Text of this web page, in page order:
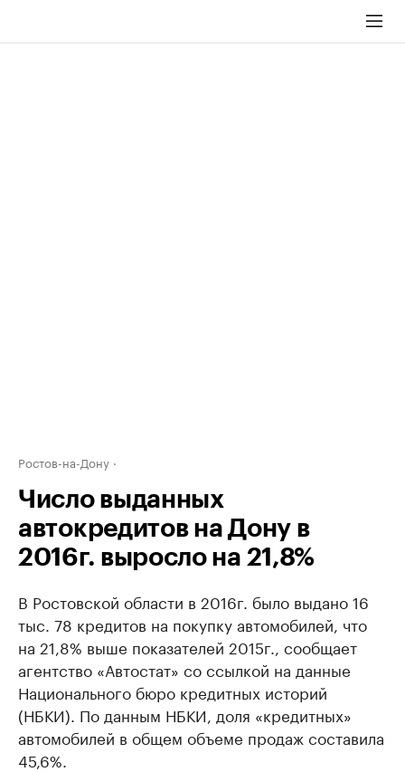
Ростов-на-Дону
Число выданных
автокредитов на Дону в
2016г. выросло на 21,8%
В Ростовской области в 2016г. было выдано 16
тыс. 78 кредитов на покупку автомобилей, что
на 21,8% выше показателей 2015г., сообщает
агентство «Автостат» со ссылкой на данные
Национального бюро кредитных историй
(НБКИ). По данным НБКИ, доля «кредитных»
автомобилей в общем объеме продаж составила
45,6%.